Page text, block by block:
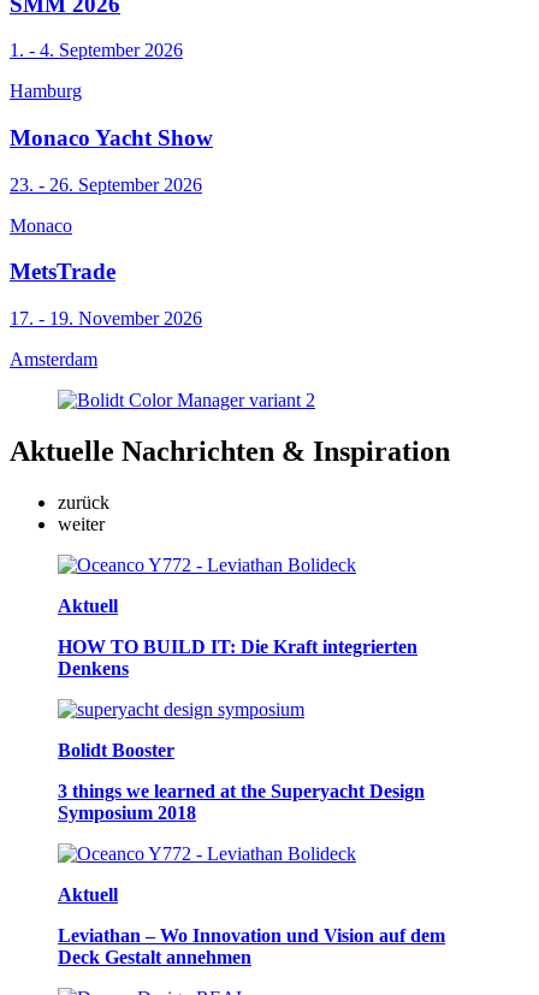
1. - 4. September 2026
Hamburg
Monaco Yacht Show
23. - 26. September 2026
Monaco
MetsTrade
17. - 19. November 2026
Amsterdam
Aktuelle Nachrichten & Inspiration
zurück
weiter
Aktuell
HOW TO BUILD IT: Die Kraft integrierten
Denkens
Bolidt Booster
3 things we learned at the Superyacht Design
Symposium 2018
Aktuell
Leviathan – Wo Innovation und Vision auf dem
Deck Gestalt annehmen